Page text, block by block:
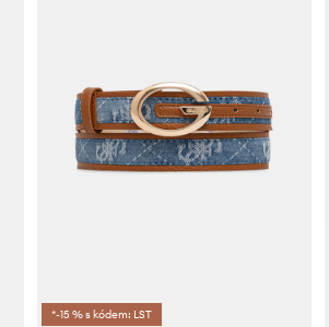
*-15 % s kódem: LST